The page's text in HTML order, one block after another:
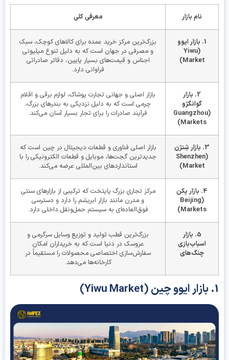
نام بازار معرفی کلی
Market)
بزرگ‌ترین مرکز خرید عمده برای کالاهای کوچک، سبک
و مصرفی در جهان است که به دلیل تنوع میلیونی
اجناس و قیمت‌های بسیار پایین، دفاتر صادراتی
فراوانی دارد.
گوانگژو
(Guangzhou
Markets)
بازار اصلی و جهانی تجارت پوشاک، لوازم برقی و اقلام
چرمی است که به دلیل نزدیکی به بندرهای بزرگ،
فرآیند صادرات را برای تجار بسیار آسان می‌کند.
(Shenzhen
Market)
بازار اصلی فناوری و قطعات دیجیتال در چین است که
جدیدترین گجت‌ها، موبایل و قطعات الکترونیکی را با
استانداردهای بین‌المللی عرضه می‌کند.
(Beijing
Markets)
مرکز تجاری بزرگ پایتخت که ترکیبی از بازارهای سنتی
و مدرن مانند بازار ابریشم را دارد و دسترسی
فوق‌العاده‌ای به سیستم حمل‌ونقل داخلی دارد.
5. بازار
اسباب‌بازی
چنگ‌های
بزرگ‌ترین قطب تولید و توزیع وسایل سرگرمی و
عروسک در دنیا است که به خریداران امکان
سفارش‌سازی اختصاصی محصولات را مستقیماً در
کارخانه‌ها می‌دهد.